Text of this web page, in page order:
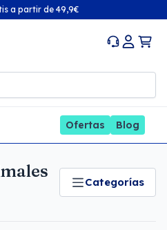
a partir de 49,9€
Ofertas Blog
Categorías